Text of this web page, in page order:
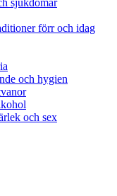
förr och idag
och hygien
och sex